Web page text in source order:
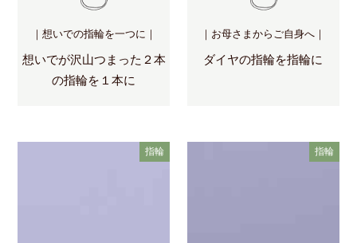
｜想いでの指輪を一つに｜
想いでが沢山つまった２本
の指輪を１本に
｜お母さまからご自身へ｜
ダイヤの指輪を指輪に
指輪 指輪